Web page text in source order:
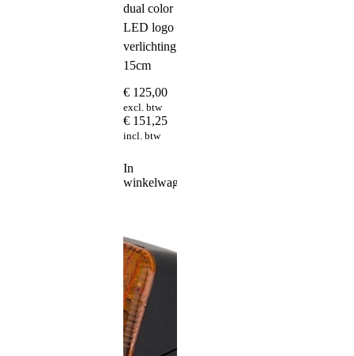
dual color
LED logo
verlichting
15cm
€ 125,00
excl. btw
€ 151,25
incl. btw
In
winkelwagen